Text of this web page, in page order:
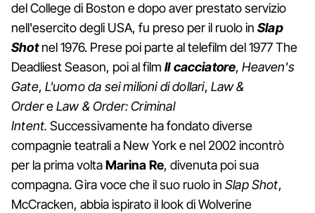
del College di Boston e dopo aver prestato servizio
nell'esercito degli USA, fu preso per il ruolo in Slap
Shotnel 1976. Prese poi parte al telefilm del 1977 The
Deadliest Season, poi al film Il cacciatore,Heaven's
Gate, L'uomo da sei milioni di dollari, Law &
OrdereLaw & Order: Criminal
Intent.Successivamente ha fondato diverse
compagnie teatrali a New York e nel 2002 incontrò
per la prima voltaMarina Re, divenuta poi sua
compagna. Gira voce che il suo ruolo in Slap Shot,
McCracken, abbia ispirato il look di Wolverine